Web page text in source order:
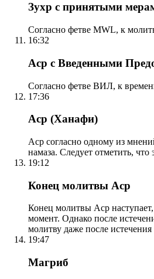
Зухр с принятыми
Согласно фетве MWL, к
16:32
Аср с Введенными
Согласно фетве ВИЛ, к
17:36
Аср (Ханафи)
Аср согласно одному из
намаза. Следует отметить,
19:12
Конец молитвы Аср
Конец молитвы Аср
момент. Однако после
молитву даже после
19:47
Магриб